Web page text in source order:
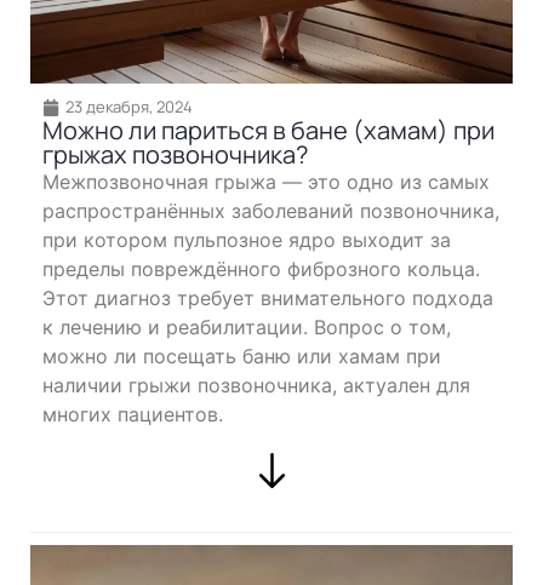
23 декабря, 2024
Можно ли париться в бане (хамам) при
грыжах позвоночника?
Межпозвоночная грыжа — это одно из самых
распространённых заболеваний позвоночника,
при котором пульпозное ядро выходит за
пределы повреждённого фиброзного кольца.
Этот диагноз требует внимательного подхода
к лечению и реабилитации. Вопрос о том,
можно ли посещать баню или хамам при
наличии грыжи позвоночника, актуален для
многих пациентов.